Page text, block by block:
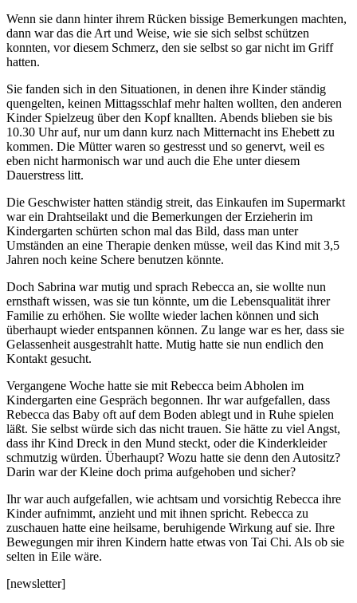
Wenn sie dann hinter ihrem Rücken bissige Bemerkungen machten,
dann war das die Art und Weise, wie sie sich selbst schützen
konnten, vor diesem Schmerz, den sie selbst so gar nicht im Griff
hatten.
Sie fanden sich in den Situationen, in denen ihre Kinder ständig
quengelten, keinen Mittagsschlaf mehr halten wollten, den anderen
Kinder Spielzeug über den Kopf knallten. Abends blieben sie bis
10.30 Uhr auf, nur um dann kurz nach Mitternacht ins Ehebett zu
kommen. Die Mütter waren so gestresst und so genervt, weil es
eben nicht harmonisch war und auch die Ehe unter diesem
Dauerstress litt.
Die Geschwister hatten ständig streit, das Einkaufen im Supermarkt
war ein Drahtseilakt und die Bemerkungen der Erzieherin im
Kindergarten schürten schon mal das Bild, dass man unter
Umständen an eine Therapie denken müsse, weil das Kind mit 3,5
Jahren noch keine Schere benutzen könnte.
Doch Sabrina war mutig und sprach Rebecca an, sie wollte nun
ernsthaft wissen, was sie tun könnte, um die Lebensqualität ihrer
Familie zu erhöhen. Sie wollte wieder lachen können und sich
überhaupt wieder entspannen können. Zu lange war es her, dass sie
Gelassenheit ausgestrahlt hatte. Mutig hatte sie nun endlich den
Kontakt gesucht.
Vergangene Woche hatte sie mit Rebecca beim Abholen im
Kindergarten eine Gespräch begonnen. Ihr war aufgefallen, dass
Rebecca das Baby oft auf dem Boden ablegt und in Ruhe spielen
läßt. Sie selbst würde sich das nicht trauen. Sie hätte zu viel Angst,
dass ihr Kind Dreck in den Mund steckt, oder die Kinderkleider
schmutzig würden. Überhaupt? Wozu hatte sie denn den Autositz?
Darin war der Kleine doch prima aufgehoben und sicher?
Ihr war auch aufgefallen, wie achtsam und vorsichtig Rebecca ihre
Kinder aufnimmt, anzieht und mit ihnen spricht. Rebecca zu
zuschauen hatte eine heilsame, beruhigende Wirkung auf sie. Ihre
Bewegungen mir ihren Kindern hatte etwas von Tai Chi. Als ob sie
selten in Eile wäre.
[newsletter]